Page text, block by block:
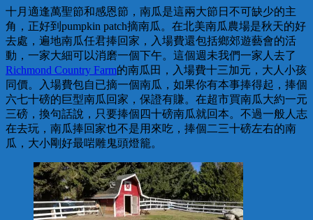
十月適逢萬聖節和感恩節，南瓜是這兩大節日不可缺少的主
角，正好到pumpkin patch摘南瓜。在北美南瓜農場是秋天的好
去處，遍地南瓜任君捧回家，入場費還包括鄉郊遊藝會的活
動，一家大細可以消磨一個下午。這個週未我們一家人去了
Richmond Country Farm的南瓜田，入場費十三加元，大人小孩
同價。入場費包自已摘一個南瓜，如果你有本事捧得起，捧個
六七十磅的巨型南瓜回家，保證有賺。在超市買南瓜大約一元
三磅，換句話說，只要捧個四十磅南瓜就回本。不過一般人志
在去玩，南瓜捧回家也不是用來吃，捧個二三十磅左右的南
瓜，大小剛好最啱雕鬼頭燈籠。